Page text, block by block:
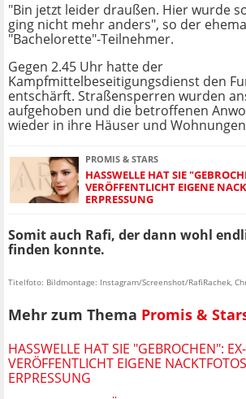
"Bin jetzt leider draußen. Hier wurde
ging nicht mehr anders", so der
"Bachelorette"-Teilnehmer.
Gegen 2.45 Uhr hatte der
Kampfmittelbeseitigungsdienst den
entschärft. Straßensperren wurden
aufgehoben und die betroffenen
wieder in ihre Häuser und
PROMIS & STARS
HASSWELLE HAT SIE
VERÖFFENTLICHT EIGENE
ERPRESSUNG
Somit auch Rafi, der dann wohl
finden konnte.
Titelfoto: Bildmontage: Instagram/Screenshot/RafiRachek,
Mehr zum Thema Promis &
HASSWELLE HAT SIE "GEBROCHEN":
VERÖFFENTLICHT EIGENE
ERPRESSUNG